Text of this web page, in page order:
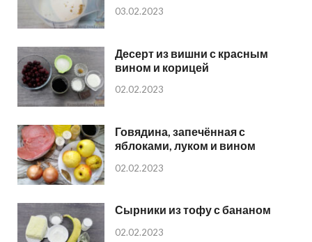
03.02.2023
Десерт из вишни с красным
вином и корицей
02.02.2023
Говядина, запечённая с
яблоками, луком и вином
02.02.2023
Сырники из тофу с бананом
02.02.2023